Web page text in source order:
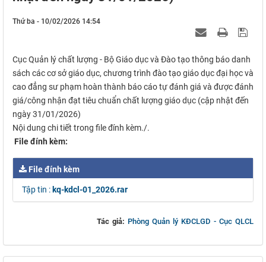
Thứ ba - 10/02/2026 14:54
Cục Quản lý chất lượng - Bộ Giáo dục và Đào tạo thông báo danh
sách các cơ sở giáo dục, chương trình đào tạo giáo dục đại học và
cao đẳng sư phạm hoàn thành báo cáo tự đánh giá và được đánh
giá/công nhận đạt tiêu chuẩn chất lượng giáo dục (cập nhật đến
ngày 31/01/2026)
Nội dung chi tiết trong file đính kèm./.
File đính kèm:
File đính kèm
Tập tin : kq-kdcl-01_2026.rar
Tác giả: Phòng Quản lý KĐCLGD - Cục QLCL